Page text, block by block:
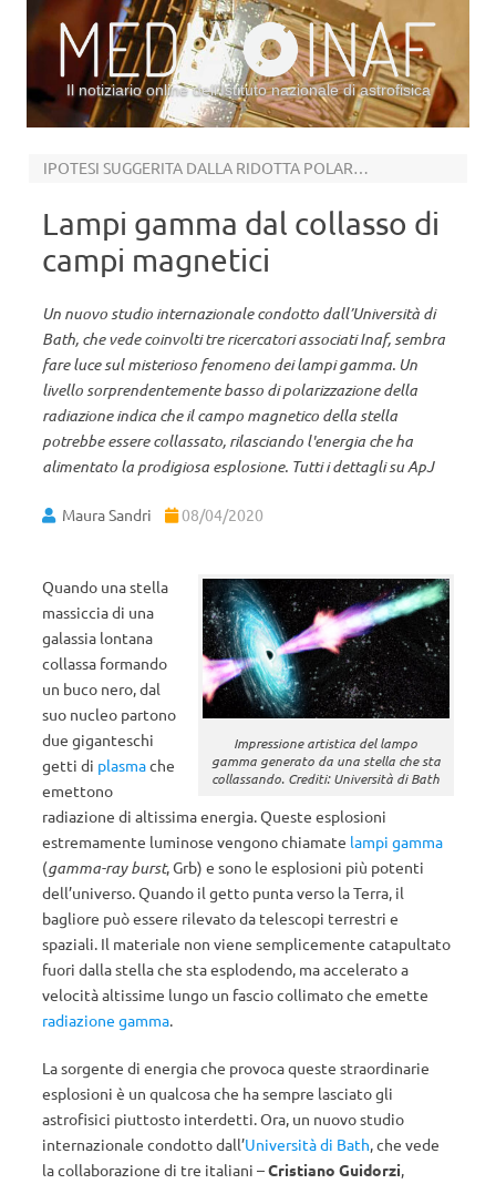
Il notiziario online dell’Istituto nazionale di astrofisica
IPOTESI SUGGERITA DALLA RIDOTTA POLARIZZAZIONE DI GRB 190114C
Lampi gamma dal collasso di
campi magnetici
Un nuovo studio internazionale condotto dall’Università di
Bath, che vede coinvolti tre ricercatori associati Inaf, sembra
fare luce sul misterioso fenomeno dei lampi gamma. Un
livello sorprendentemente basso di polarizzazione della
radiazione indica che il campo magnetico della stella
potrebbe essere collassato, rilasciando l'energia che ha
alimentato la prodigiosa esplosione. Tutti i dettagli su ApJ
Maura Sandri 08/04/2020
Impressione artistica del lampo
gamma generato da una stella che sta
collassando. Crediti: Università di Bath
Quando una stella
massiccia di una
galassia lontana
collassa formando
un buco nero, dal
suo nucleo partono
due giganteschi
getti di plasmache
emettono
radiazione di altissima energia. Queste esplosioni
estremamente luminose vengono chiamate lampi gamma
(gamma-ray burst, Grb) e sono le esplosioni più potenti
dell’universo. Quando il getto punta verso la Terra, il
bagliore può essere rilevato da telescopi terrestri e
spaziali. Il materiale non viene semplicemente catapultato
fuori dalla stella che sta esplodendo, ma accelerato a
velocità altissime lungo un fascio collimato che emette
radiazione gamma.
La sorgente di energia che provoca queste straordinarie
esplosioni è un qualcosa che ha sempre lasciato gli
astrofisici piuttosto interdetti. Ora, un nuovo studio
internazionale condotto dall’Università di Bath, che vede
la collaborazione di tre italiani –Cristiano Guidorzi,